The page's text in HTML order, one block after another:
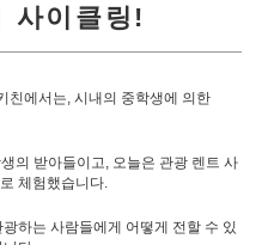
사이클링!
친에서는, 시내의 중학생에 의한
의 받아들이고, 오늘은 관광 렌트 사
체험했습니다.
하는 사람들에게 어떻게 전할 수 있